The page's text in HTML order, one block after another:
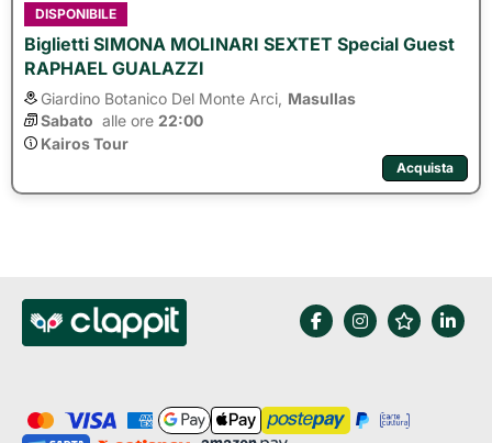
DISPONIBILE
Biglietti SIMONA MOLINARI SEXTET Special Guest
RAPHAEL GUALAZZI
Giardino Botanico Del Monte Arci, Masullas
Sabato alle ore 22:00
Kairos Tour
Acquista